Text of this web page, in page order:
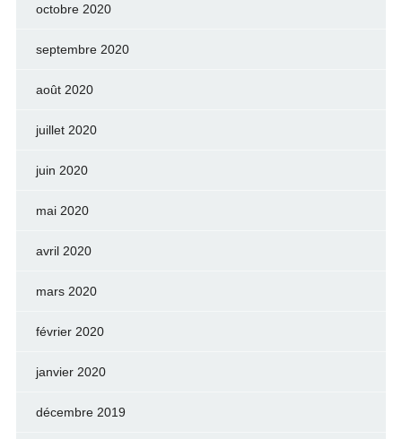
octobre 2020
septembre 2020
août 2020
juillet 2020
juin 2020
mai 2020
avril 2020
mars 2020
février 2020
janvier 2020
décembre 2019